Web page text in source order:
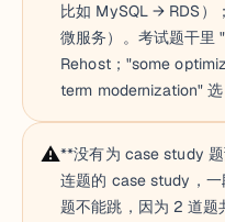
比如 MySQL → RDS
微服务）。考试题干里
Rehost；"some
term modernization" 选
⚠️**没有为 case study
连题的 case study，
题不能跳，因为 2 道